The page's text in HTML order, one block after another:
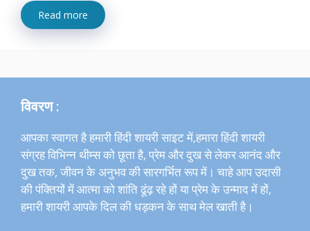
Read more
विवरण :
आपका स्वागत है हमारी हिंदी शायरी साइट में,हमारा हिंदी शायरी
संग्रह विभिन्न थीम्स को छूता है, प्रेम और दुख से लेकर आनंद और
दुख तक, जीवन के अनुभव की सारगर्भित रूप में। चाहे आप उदासी
की पंक्तियों में आत्मा को शांति ढूंढ़ रहे हों या प्रेम के उन्माद में हों,
हमारी शायरी आपके दिल की धड़कन के साथ मेल खाती है।